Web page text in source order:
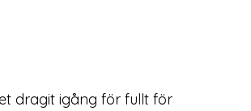
dragit igång för fullt för